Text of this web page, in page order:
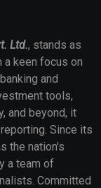
Ltd., stands as
a keen focus on
and
tools,
and beyond, it
Since its
the nation's
a team of
Committed